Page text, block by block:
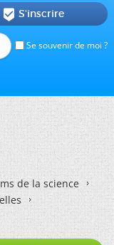
Se souvenir de moi ?
 S'inscrire
de la science